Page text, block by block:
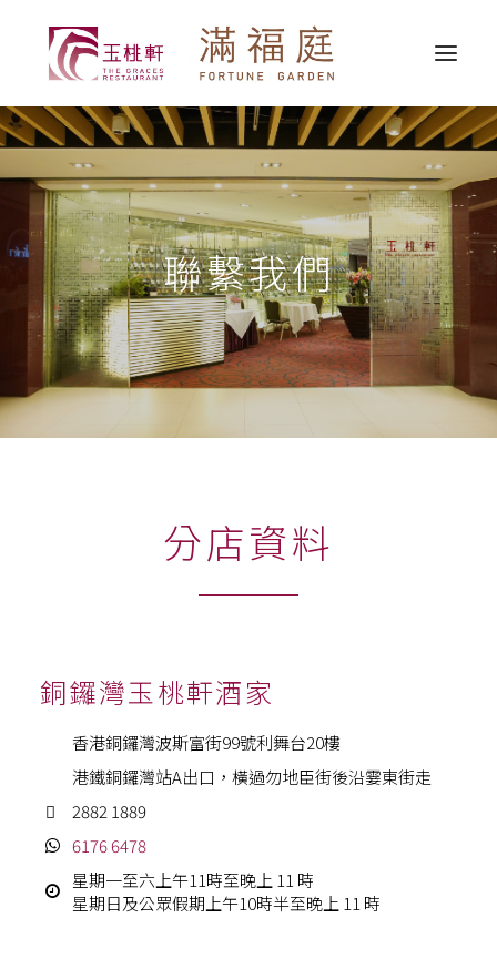
最新消息
關於我們
精選推介
婚宴服務
宴會服務
外賣送遞
聯繫我們
分店資料
銅鑼灣玉桃軒酒家
香港銅鑼灣波斯富街99號利舞台20樓
港鐵銅鑼灣站A出口，橫過勿地臣街後沿霎東街走
2882 1889
6176 6478
星期一至六上午11時至晚上 11 時
星期日及公眾假期上午10時半至晚上 11 時